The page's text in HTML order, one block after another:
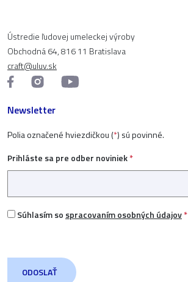
Ústredie ľudovej umeleckej výroby
Obchodná 64, 816 11 Bratislava
craft@uluv.sk
Newsletter
Polia označené hviezdičkou (*) sú povinné.
Prihláste sa pre odber noviniek*
Súhlasím so spracovaním osobných údajov*